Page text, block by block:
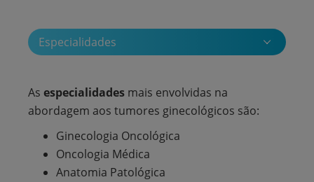
Especialidades
As especialidades mais envolvidas na
abordagem aos tumores ginecológicos são:
Ginecologia Oncológica
Oncologia Médica
Anatomia Patológica